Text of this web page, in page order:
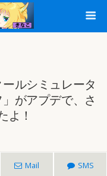
ルシミュレータ
がアプデで、さ
よ！
Mail SMS